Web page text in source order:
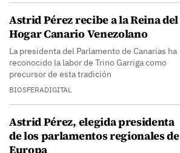
Astrid Pérez recibe a la Reina del
Hogar Canario Venezolano
La presidenta del Parlamento de Canarias ha
reconocido la labor de Trino Garriga como
precursor de esta tradición
BIOSFERADIGITAL
Astrid Pérez, elegida presidenta
de los parlamentos regionales de
Europa